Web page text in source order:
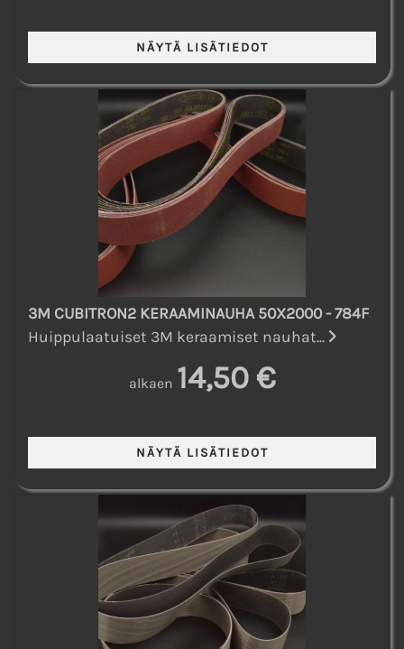
3M CUBITRON2 KERAAMINAUHA 50X2000 - 784F
Huippulaatuiset 3M keraamiset nauhat...
alkaen 14,50 €